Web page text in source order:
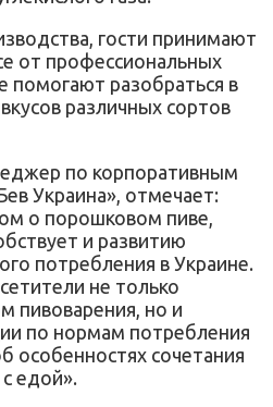
гости принимают
от профессиональных
помогают разобраться в
различных сортов
по корпоративным
Украина», отмечает:
о порошковом пиве,
и развитию
потребления в Украине.
не только
пивоварения, но и
по нормам потребления
особенностях сочетания
едой».